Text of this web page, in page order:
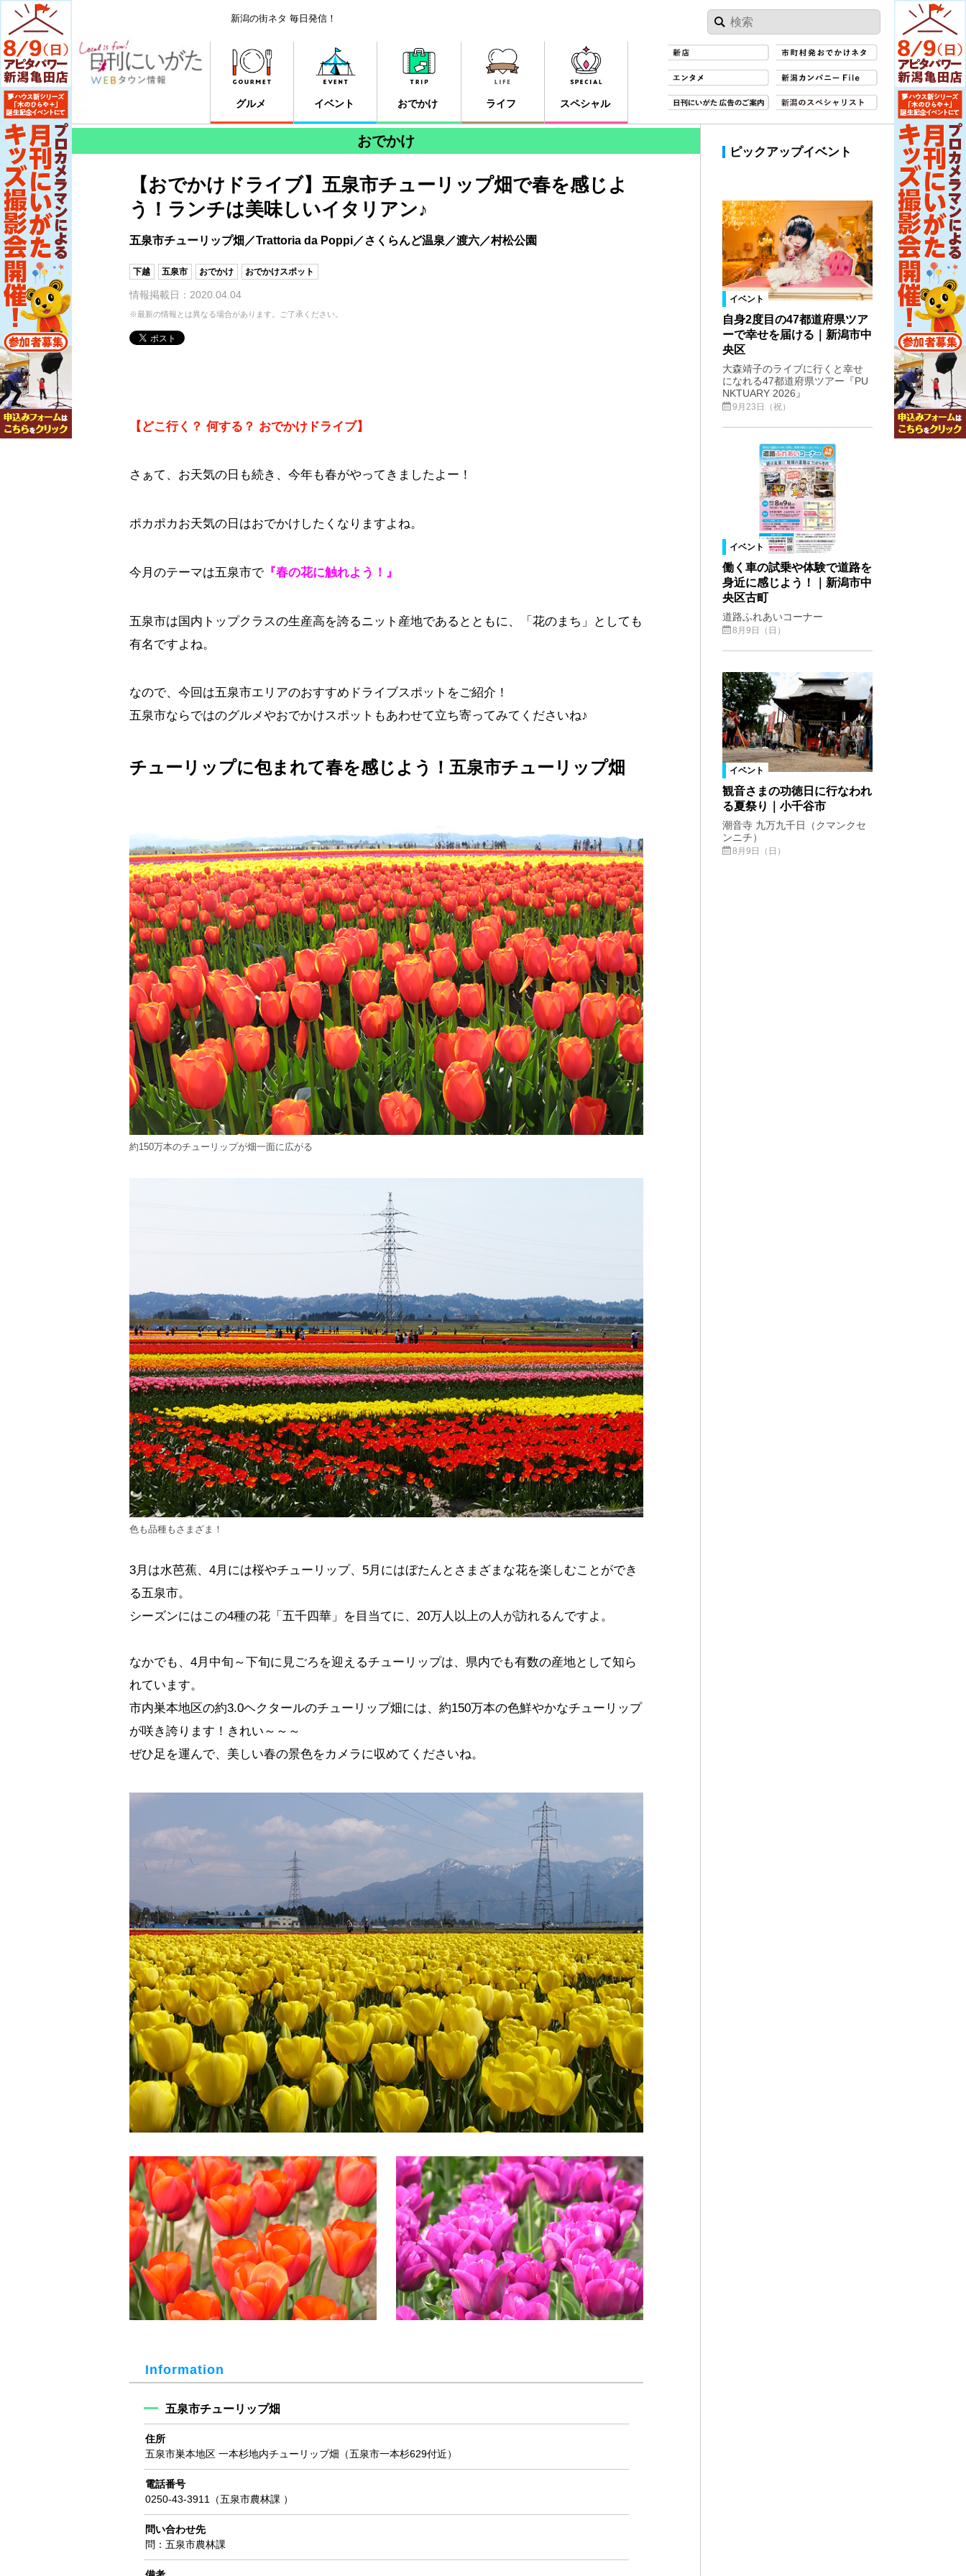
新潟の街ネタ 毎日発信！
グルメ イベント おでかけ ライフ スペシャル
おでかけ
【おでかけドライブ】五泉市チューリップ畑で春を感じよ
う！ランチは美味しいイタリアン♪
五泉市チューリップ畑／Trattoria da Poppi／さくらんど温泉／渡六／村松公園
下越 五泉市 おでかけ おでかけスポット
情報掲載日：2020.04.04
※最新の情報とは異なる場合があります。ご了承ください。
【どこ行く？ 何する？ おでかけドライブ】
さぁて、お天気の日も続き、今年も春がやってきましたよー！
ポカポカお天気の日はおでかけしたくなりますよね。
今月のテーマは五泉市で『春の花に触れよう！』
五泉市は国内トップクラスの生産高を誇るニット産地であるとともに、「花のまち」としても
有名ですよね。
なので、今回は五泉市エリアのおすすめドライブスポットをご紹介！
五泉市ならではのグルメやおでかけスポットもあわせて立ち寄ってみてくださいね♪
チューリップに包まれて春を感じよう！五泉市チューリップ畑
約150万本のチューリップが畑一面に広がる
色も品種もさまざま！
3月は水芭蕉、4月には桜やチューリップ、5月にはぼたんとさまざまな花を楽しむことができ
る五泉市。
シーズンにはこの4種の花「五千四華」を目当てに、20万人以上の人が訪れるんですよ。
なかでも、4月中旬～下旬に見ごろを迎えるチューリップは、県内でも有数の産地として知ら
れています。
市内巣本地区の約3.0ヘクタールのチューリップ畑には、約150万本の色鮮やかなチューリップ
が咲き誇ります！きれい～～～
ぜひ足を運んで、美しい春の景色をカメラに収めてくださいね。
Information
五泉市チューリップ畑
住所
五泉市巣本地区 一本杉地内チューリップ畑（五泉市一本杉629付近）
電話番号
0250-43-3911（五泉市農林課 ）
問い合わせ先
問：五泉市農林課
ピックアップイベント
イベント
自身2度目の47都道府県ツア
ーで幸せを届ける｜新潟市中
央区
大森靖子のライブに行くと幸せ
になれる47都道府県ツアー『PU
NKTUARY 2026』
9月23日（祝）
イベント
働く車の試乗や体験で道路を
身近に感じよう！｜新潟市中
央区古町
道路ふれあいコーナー
8月9日（日）
イベント
観音さまの功徳日に行なわれ
る夏祭り｜小千谷市
潮音寺 九万九千日（クマンクセ
ンニチ）
8月9日（日）